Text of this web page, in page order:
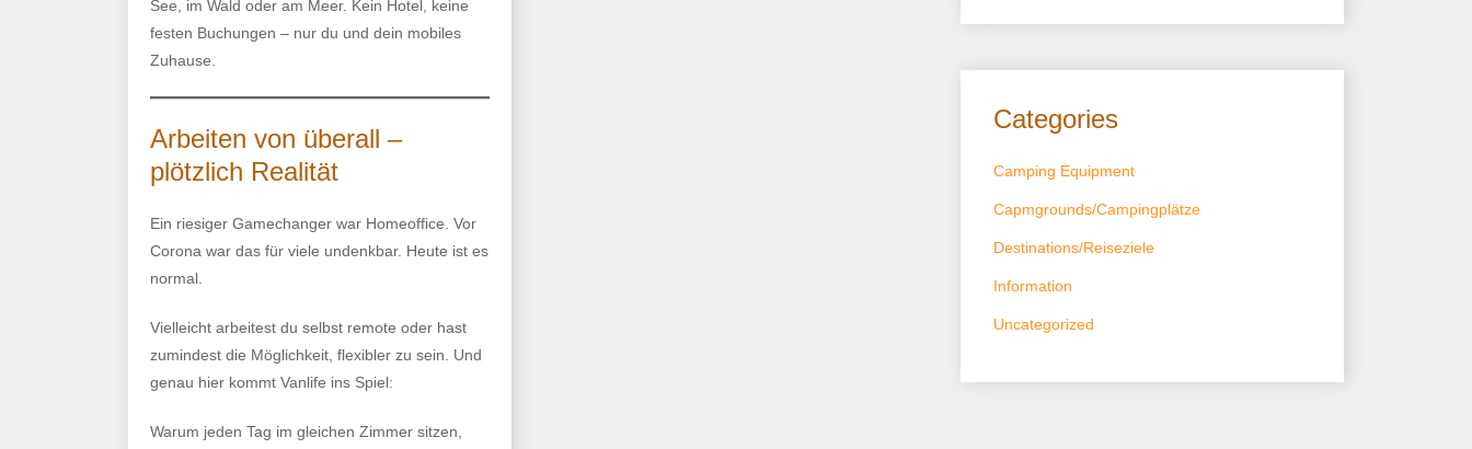
See, im Wald oder am Meer. Kein Hotel, keine
festen Buchungen – nur du und dein mobiles
Zuhause.
Arbeiten von überall –
plötzlich Realität
Ein riesiger Gamechanger war Homeoffice. Vor
Corona war das für viele undenkbar. Heute ist es
normal.
Vielleicht arbeitest du selbst remote oder hast
zumindest die Möglichkeit, flexibler zu sein. Und
genau hier kommt Vanlife ins Spiel:
Warum jeden Tag im gleichen Zimmer sitzen,
Categories
Camping Equipment
Capmgrounds/Campingplätze
Destinations/Reiseziele
Information
Uncategorized